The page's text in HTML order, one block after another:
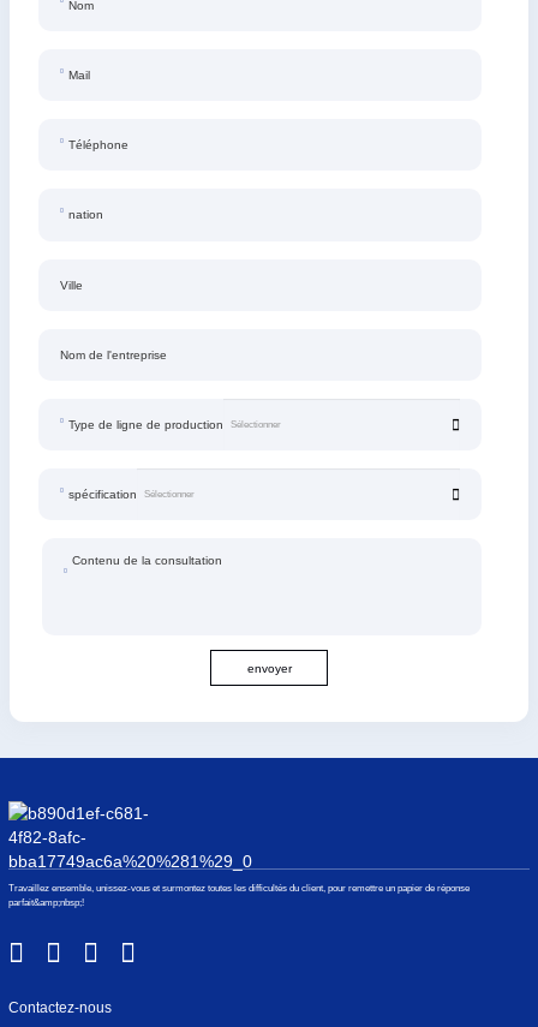
Nom
Mail
Téléphone
nation
Ville
Nom de l'entreprise
Type de ligne de production
spécification
Contenu de la consultation
envoyer
Travaillez ensemble, unissez-vous et surmontez toutes les difficultés du client, pour remettre un papier de réponse
parfait&amp;nbsp;!
Contactez-nous